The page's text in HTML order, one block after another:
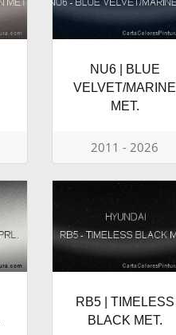
NU6 | BLUE
VELVET/MARINE
MET.
2011 - 2026
RB5 | TIMELESS
BLACK MET.